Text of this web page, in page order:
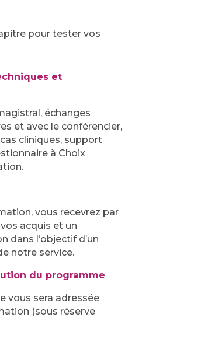
pour tester vos
et
échanges
et avec le conférencier,
cliniques, support
à Choix
vous recevrez par
acquis et un
dans l’objectif d’un
notre service.
du programme
vous sera adressée
(sous réserve